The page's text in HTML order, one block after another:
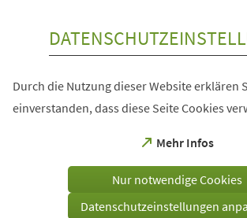
Durch die Nutzung dieser Website erklären
einverstanden, dass diese Seite Cookies
Mehr Infos
(Öffnet
einem
Tab)
Nur notwendige Cookies
Datenschutzeinstellungen